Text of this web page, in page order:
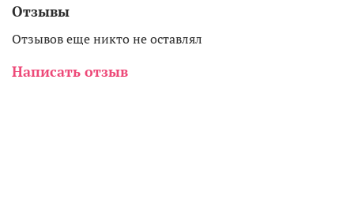
Отзывы
Отзывов еще никто не оставлял
Написать отзыв